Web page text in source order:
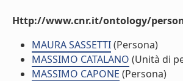
Http://www.cnr.it/ontology/
MAURA SASSETTI(Persona)
MASSIMO CATALANO (Unità di
MASSIMO CAPONE (Persona)